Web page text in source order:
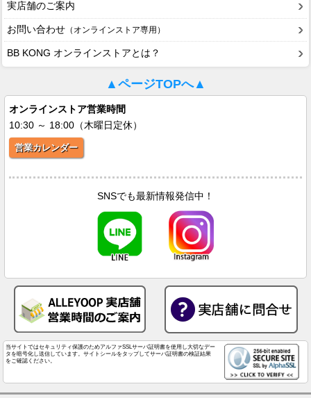
実店舗のご案内
お問い合わせ （オンラインストア専用）
BB KONG オンラインストアとは？
▲ページTOPへ▲
オンラインストア営業時間
10:30 ～ 18:00（木曜日定休）
営業カレンダー
SNSでも最新情報発信中！
当サイトではセキュリティ保護のためアルファSSLサーバ証明書を使用し大切なデー
タを暗号化し送信しています。サイトシールをタップしてサーバ証明書の検証結果
をご確認ください。